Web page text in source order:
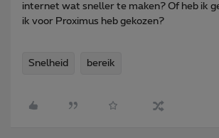
internet wat sneller te maken? Of heb ik
ik voor Proximus heb gekozen?
Snelheid bereik